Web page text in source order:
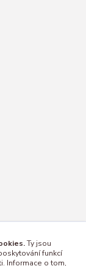
Ty jsou
funkcí
Informace o tom,